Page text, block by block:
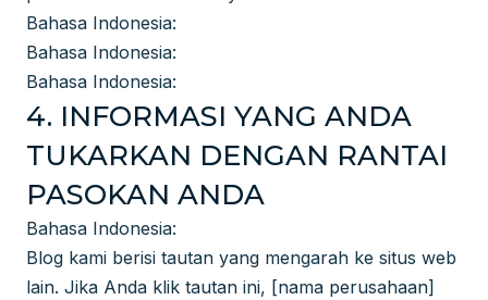
Bahasa Indonesia:
Bahasa Indonesia:
Bahasa Indonesia:
4. INFORMASI YANG ANDA
TUKARKAN DENGAN RANTAI
PASOKAN ANDA
Bahasa Indonesia:
Blog kami berisi tautan yang mengarah ke situs web
lain. Jika Anda klik tautan ini, [nama perusahaan]